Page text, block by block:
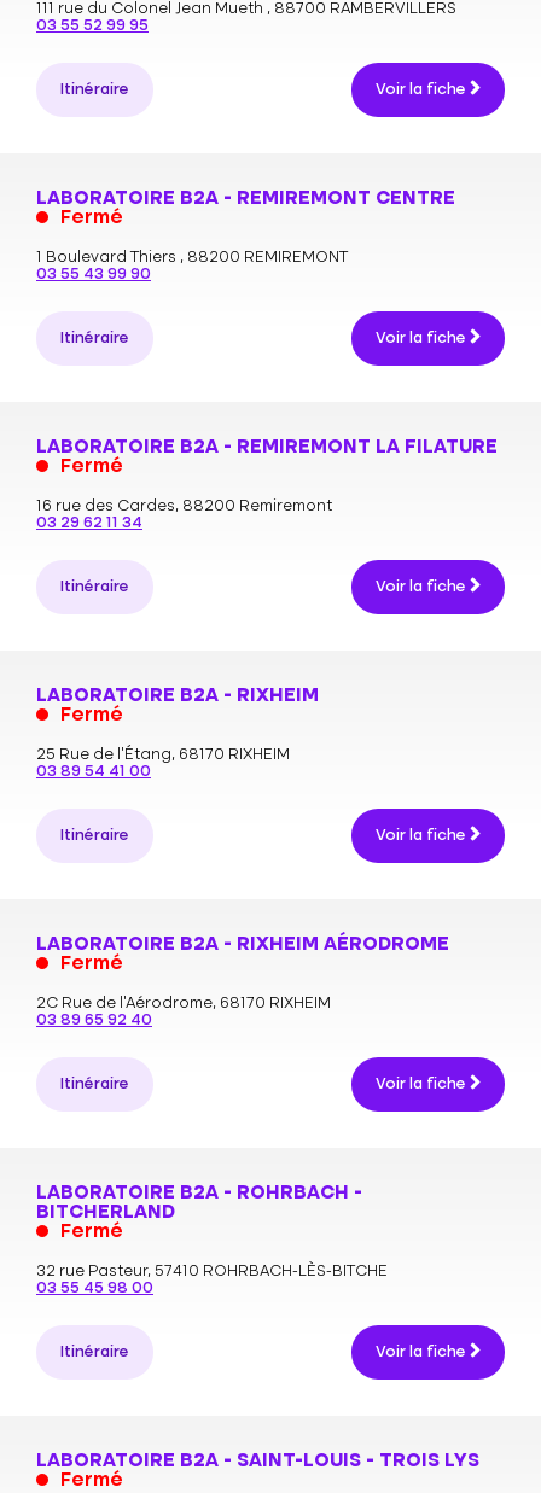
111 rue du Colonel Jean Mueth , 88700 RAMBERVILLERS
03 55 52 99 95
Itinéraire Voir la fiche
LABORATOIRE B2A - REMIREMONT CENTRE
Fermé
1 Boulevard Thiers , 88200 REMIREMONT
03 55 43 99 90
Itinéraire Voir la fiche
LABORATOIRE B2A - REMIREMONT LA FILATURE
Fermé
16 rue des Cardes, 88200 Remiremont
03 29 62 11 34
Itinéraire Voir la fiche
LABORATOIRE B2A - RIXHEIM
Fermé
25 Rue de l'Étang, 68170 RIXHEIM
03 89 54 41 00
Itinéraire Voir la fiche
LABORATOIRE B2A - RIXHEIM AÉRODROME
Fermé
2C Rue de l'Aérodrome, 68170 RIXHEIM
03 89 65 92 40
Itinéraire Voir la fiche
LABORATOIRE B2A - ROHRBACH -
BITCHERLAND
Fermé
32 rue Pasteur, 57410 ROHRBACH-LÈS-BITCHE
03 55 45 98 00
Itinéraire Voir la fiche
LABORATOIRE B2A - SAINT-LOUIS - TROIS LYS
Fermé